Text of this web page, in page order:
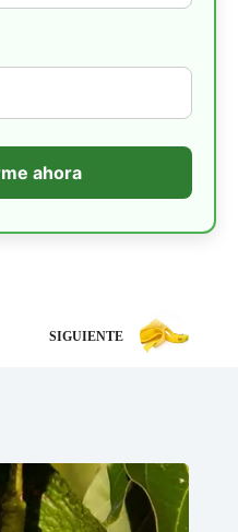
ahora
SIGUIENTE